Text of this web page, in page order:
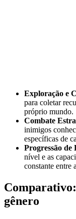
Exploração e
para coletar
próprio mundo.
Combate
inimigos
específicas de
Progressão de
nível e as
constante entre
gênero